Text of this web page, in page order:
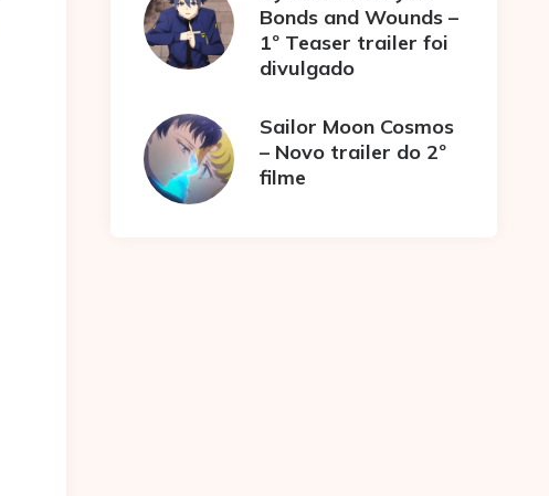
Bonds and Wounds –
1º Teaser trailer foi
divulgado
Sailor Moon Cosmos
– Novo trailer do 2º
filme